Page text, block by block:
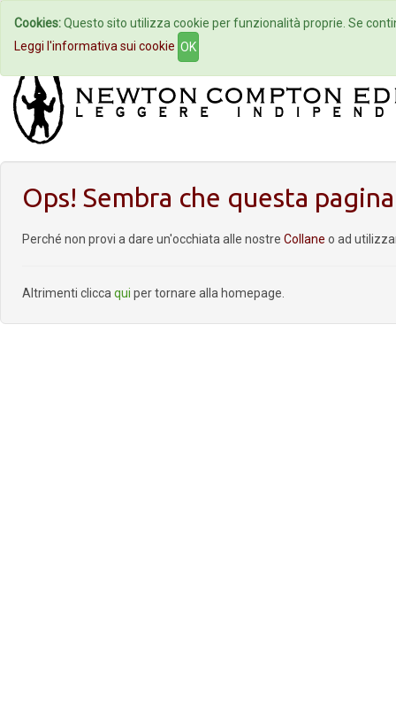
Home Autori Eventi
Ops! Sembra che questa
Perché non provi a dare un'occhiata alle nostre Collane o ad
Altrimenti clicca qui per tornare alla homepage.
Cookies:Questo sito utilizza cookie per funzionalità proprie. Se
Leggi l'informativa sui cookie OK